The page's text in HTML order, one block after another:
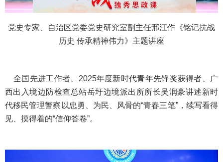
党史专家、自治区党委党史研究室副主任邢江作《铭记抗战
历史 传承精神伟力》主题讲座
全国先进工作者、2025年度新时代青年先锋奖获得者、广
西出入境边防检查总站岳圩边境派出所所长吴润豪讲述新时
代移民管理警察以忠勇、为民、风骨的“青春三笔”，续写看得
见、摸得着的“信仰答卷”。